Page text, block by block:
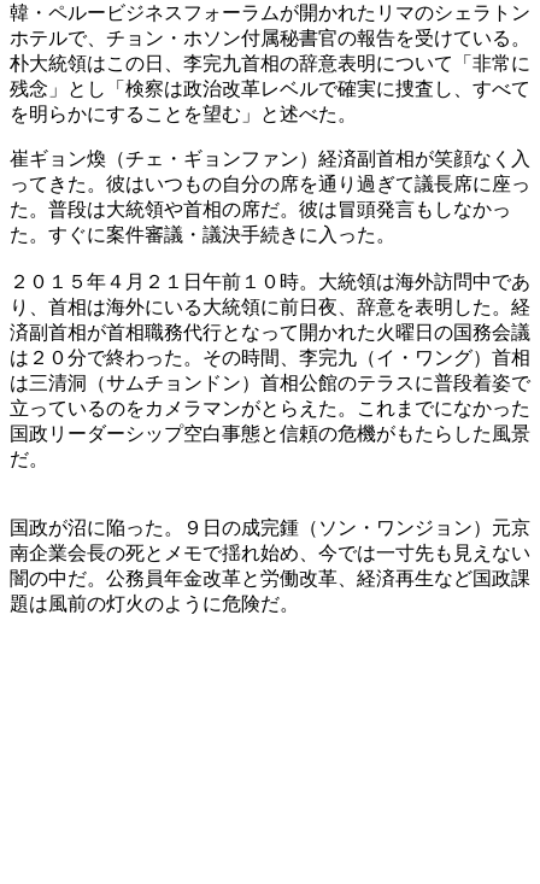
韓・ペルービジネスフォーラムが開かれたリマのシェラトン
ホテルで、チョン・ホソン付属秘書官の報告を受けている。
朴大統領はこの日、李完九首相の辞意表明について「非常に
残念」とし「検察は政治改革レベルで確実に捜査し、すべて
を明らかにすることを望む」と述べた。
崔ギョン煥（チェ・ギョンファン）経済副首相が笑顔なく入
ってきた。彼はいつもの自分の席を通り過ぎて議長席に座っ
た。普段は大統領や首相の席だ。彼は冒頭発言もしなかっ
た。すぐに案件審議・議決手続きに入った。
２０１５年４月２１日午前１０時。大統領は海外訪問中であ
り、首相は海外にいる大統領に前日夜、辞意を表明した。経
済副首相が首相職務代行となって開かれた火曜日の国務会議
は２０分で終わった。その時間、李完九（イ・ワング）首相
は三清洞（サムチョンドン）首相公館のテラスに普段着姿で
立っているのをカメラマンがとらえた。これまでになかった
国政リーダーシップ空白事態と信頼の危機がもたらした風景
だ。
国政が沼に陥った。９日の成完鍾（ソン・ワンジョン）元京
南企業会長の死とメモで揺れ始め、今では一寸先も見えない
闇の中だ。公務員年金改革と労働改革、経済再生など国政課
題は風前の灯火のように危険だ。